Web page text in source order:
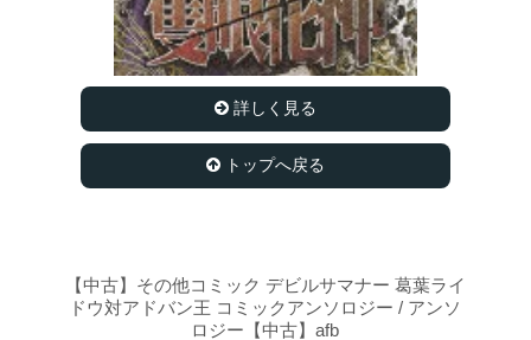
詳しく見る
トップへ戻る
【中古】その他コミック デビルサマナー 葛葉ライ
ドウ対アドバン王 コミックアンソロジー / アンソ
ロジー【中古】afb